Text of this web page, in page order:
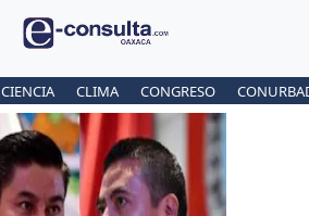
CIENCIA CLIMA CONGRESO